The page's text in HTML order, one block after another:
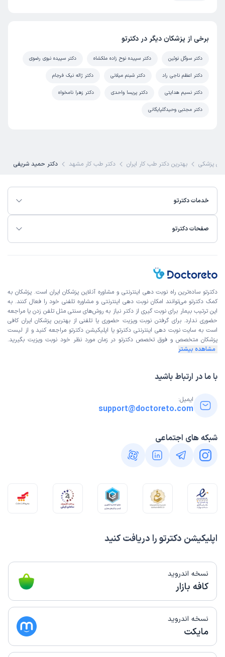
برخی از پزشکان دیگر در دکترتو
دکتر سوگل نوئین دکتر سپیده نوح زاده ملکشاه دکتر سپیده نبوی رضوی
دکتر اعظم ناجی راد دکتر شبنم میلانی دکتر ژاله نیک فرجام
دکتر نسیم هدایتی دکتر پریسا واحدی دکتر زهرا نامخواه
دکتر مجتبی وحیدگلپایگانی
پزشکی بهترین دکتر طب کار ایران دکتر طب کار مشهد دکتر حمید شریفی
خدمات دکترتو
صفحات دکترتو
اپلیکیشن دکترتو را دریافت کنید
نسخه اندروید
کافه بازار
نسخه اندروید
مایکت
دکترتو ساده‌ترین راه نوبت‌ دهی اینترنتی و مشاوره آنلاین پزشکان ایران است. پزشکان به
کمک دکترتو می‌توانند امکان نوبت دهی اینترنتی و مشاوره تلفنی خود را فعال کنند. به
این ترتیب بیمار برای نوبت گیری از دکتر نیاز به روش‌های سنتی مثل تلفن زدن یا مراجعه
حضوری ندارد. برای گرفتن نوبت ویزیت حضوری یا تلفنی از بهترین پزشکان ایران کافی
است به سایت نوبت دهی اینترنتی دکترتو یا اپلیکیشن دکترتو مراجعه کنید و از لیست
پزشکان متخصص و فوق تخصص دکترتو در زمان مورد نظر خود نوبت ویزیت بگیرید.
مشاهده بیشتر
با ما در ارتباط باشید
ایمیل:
support@doctoreto.com
شبکه های اجتماعی